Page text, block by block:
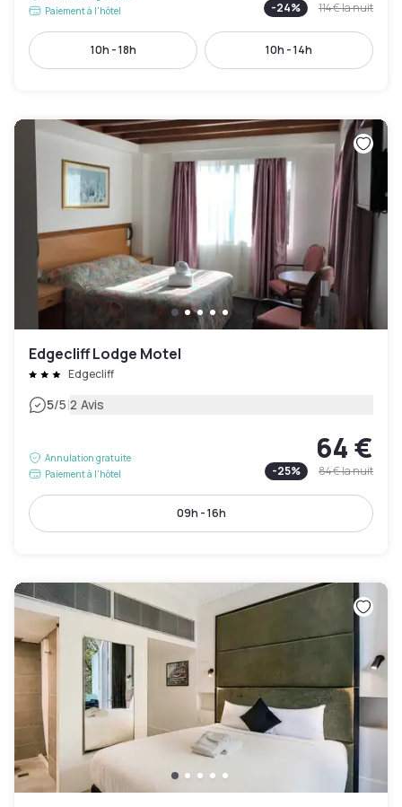
Paiement à l'hôtel
-24% 114 €la nuit
10h - 18h 10h - 14h
Edgecliff Lodge Motel
Edgecliff
5/5|2 Avis
Annulation gratuite
Paiement à l'hôtel
64 €
-25% 84 €la nuit
09h - 16h